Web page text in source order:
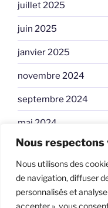
Nous
Nous utilisons des
de navigation, diffuser
personnalisés et
accepter », vous
juillet 2025
juin 2025
janvier 2025
novembre 2024
septembre 2024
mai 2024
avril 2024
janvier 2024